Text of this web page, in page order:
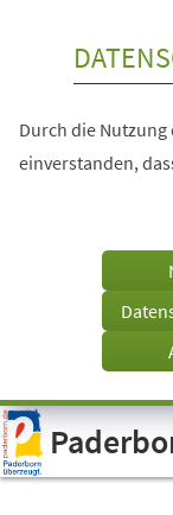
Visuelle
Assistenzsoftware
öffnen.
Durch die
einverstanden,